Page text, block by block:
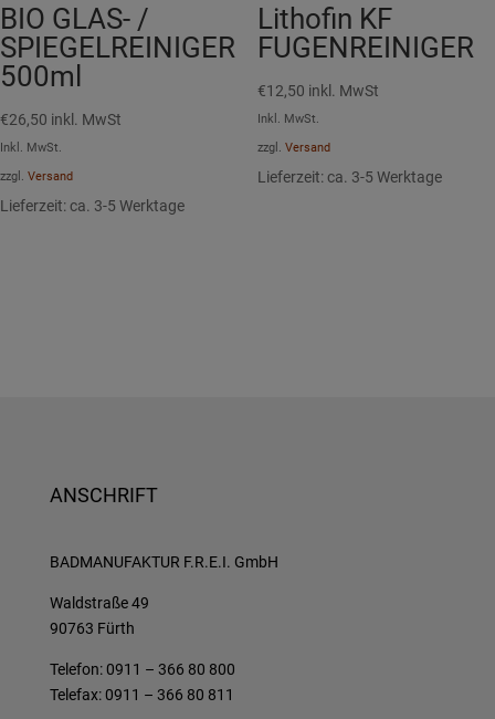
BIO GLAS- /
SPIEGELREINIGER
500ml
€26,50 inkl. MwSt
Inkl. MwSt.
zzgl. Versand
Lieferzeit: ca. 3-5 Werktage
Lithofin KF
FUGENREINIGER
€12,50 inkl. MwSt
Inkl. MwSt.
zzgl. Versand
Lieferzeit: ca. 3-5 Werktage
ANSCHRIFT
BADMANUFAKTUR F.R.E.I. GmbH
Waldstraße 49
90763 Fürth
Telefon: 0911 – 366 80 800
Telefax: 0911 – 366 80 811